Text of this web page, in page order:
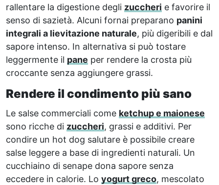
rallentare la digestione degli zuccheri e favorire il
senso di sazietà. Alcuni fornai preparano panini
integrali a lievitazione naturale, più digeribili e dal
sapore intenso. In alternativa si può tostare
leggermente il pane per rendere la crosta più
croccante senza aggiungere grassi.
Rendere il condimento più sano
Le salse commerciali come ketchup e maionese
sono ricche di zuccheri, grassi e additivi. Per
condire un hot dog salutare è possibile creare
salse leggere a base di ingredienti naturali. Un
cucchiaino di senape dona sapore senza
eccedere in calorie. Lo yogurt greco, mescolato